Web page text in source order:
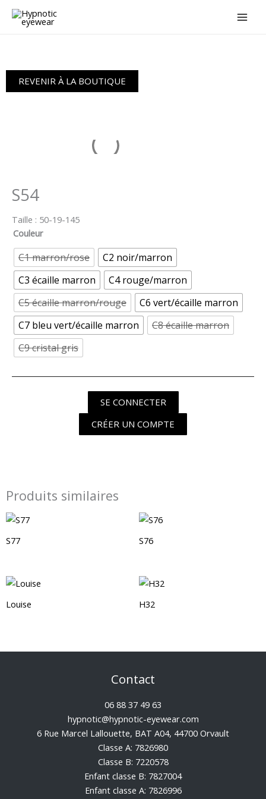
Aller
REVENIR À LA BOUTIQUE
S54
Taille : 50-19-145
Couleur
C1 marron/rose
C2 noir/marron
C3 écaille marron
C4 rouge/marron
C5 écaille marron/rouge
C6 vert/écaille marron
C7 bleu vert/écaille marron
C8 écaille marron
C9 cristal gris
SE CONNECTER
CRÉER UN COMPTE
Produits similaires
S77 S76
Louise H32
Contact
06 88 37 49 63
hypnotic@hypnotic-eyewear.com
6 Rue Marcel Lallouette, BAT A04, 44700 Orvault
Classe A: 7826980
Classe B: 7220578
Enfant classe B: 7827004
Enfant classe A: 7826996